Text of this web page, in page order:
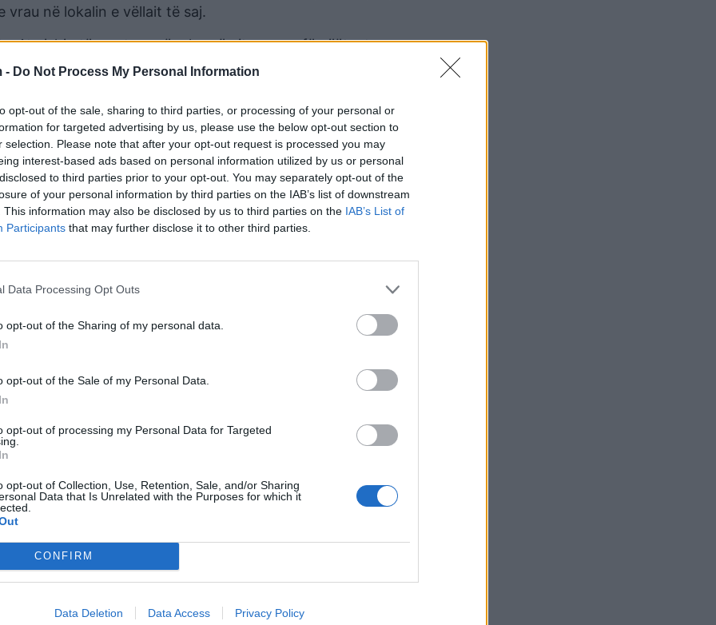
- Do Not Process My Personal Information
opt-out of the sale, sharing to third parties, or processing of your personal or
for targeted advertising by us, please use the below opt-out section to
selection. Please note that after your opt-out request is processed you may
interest-based ads based on personal information utilized by us or personal
to third parties prior to your opt-out. You may separately opt-out of the
of your personal information by third parties on the IAB’s list of downstream
This information may also be disclosed by us to third parties on the IAB’s List of
Participants that may further disclose it to other third parties.
Data Processing Opt Outs
opt-out of the Sharing of my personal data.
opt-out of the Sale of my Personal Data.
opt-out of processing my Personal Data for Targeted
opt-out of Collection, Use, Retention, Sale, and/or Sharing
Data that Is Unrelated with the Purposes for which it
CONFIRM
Data Deletion Data Access Privacy Policy
vrau në lokalin e vëllait të saj.
Ata ishin të martuar për shumë vite sepse fëmijët e tyre
4 deri në 5 muaj”, citon media greke Vassilis
xhelozia dhe problemet me
dëshmia e shqiptarit që
në Greqi
“Më mirë të flije me një burrë sesa me
Luizën”, flasin vëllezërit e 55-vjeçarit që